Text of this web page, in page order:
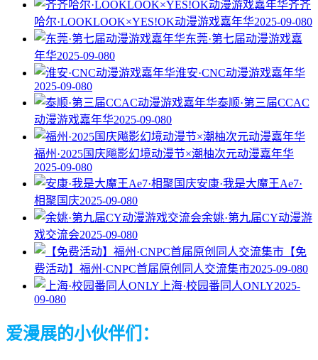
齐齐
哈尔·LOOKLOOK×YES!OK动漫游戏嘉年华2025-09-080
东莞·第七届动漫游戏嘉
年华2025-09-080
淮安·CNC动漫游戏嘉年华
2025-09-080
泰顺·第三届CCAC
动漫游戏嘉年华2025-09-080
福州·2025国庆飚影幻境动漫节×潮柚次元动漫嘉年华
2025-09-080
安康·我是大魔王Ae7·
相聚国庆2025-09-080
余姚·第九届CY动漫游
戏交流会2025-09-080
【免
费活动】福州·CNPC首届原创同人交流集市2025-09-080
上海·校园番同人ONLY2025-
09-080
爱漫展的小伙伴们：